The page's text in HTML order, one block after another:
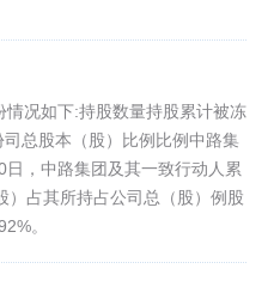
况如下:持股数量持股累计被冻
总股本（股）比例比例中路集
，中路集团及其一致行动人累
）占其所持占公司总（股）例股
。